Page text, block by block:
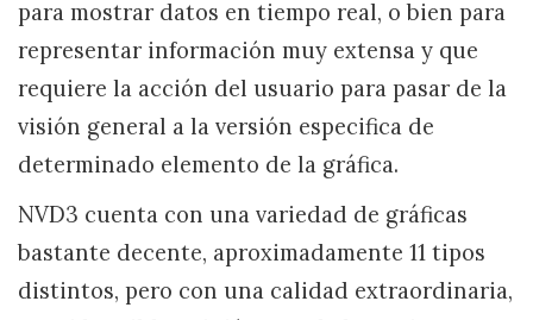
para mostrar datos en tiempo real, o bien para
representar información muy extensa y que
requiere la acción del usuario para pasar de la
visión general a la versión especifica de
determinado elemento de la gráfica.
NVD3 cuenta con una variedad de gráficas
bastante decente, aproximadamente 11 tipos
distintos, pero con una calidad extraordinaria,